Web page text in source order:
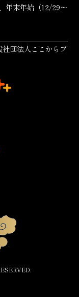
年末年始（12/29～
団法人ここからプ